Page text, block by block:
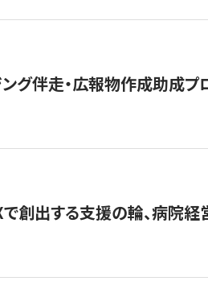
グ伴走・広報物作成助成プ
創出する支援の輪、病院